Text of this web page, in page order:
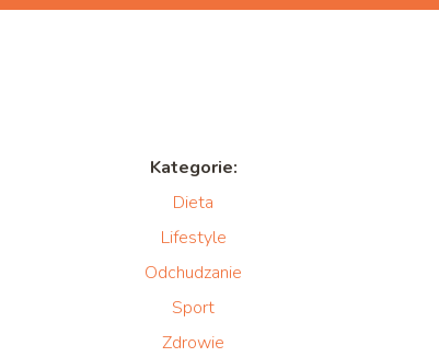
Kategorie:
Dieta
Lifestyle
Odchudzanie
Sport
Zdrowie